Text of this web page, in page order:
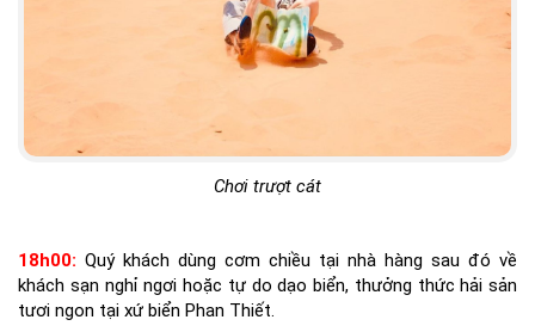
Chơi trượt cát
18h00: Quý khách dùng cơm chiều tại nhà hàng sau đó về
khách sạn nghỉ ngơi hoặc tự do dạo biển, thưởng thức hải sản
tươi ngon tại xứ biển Phan Thiết.